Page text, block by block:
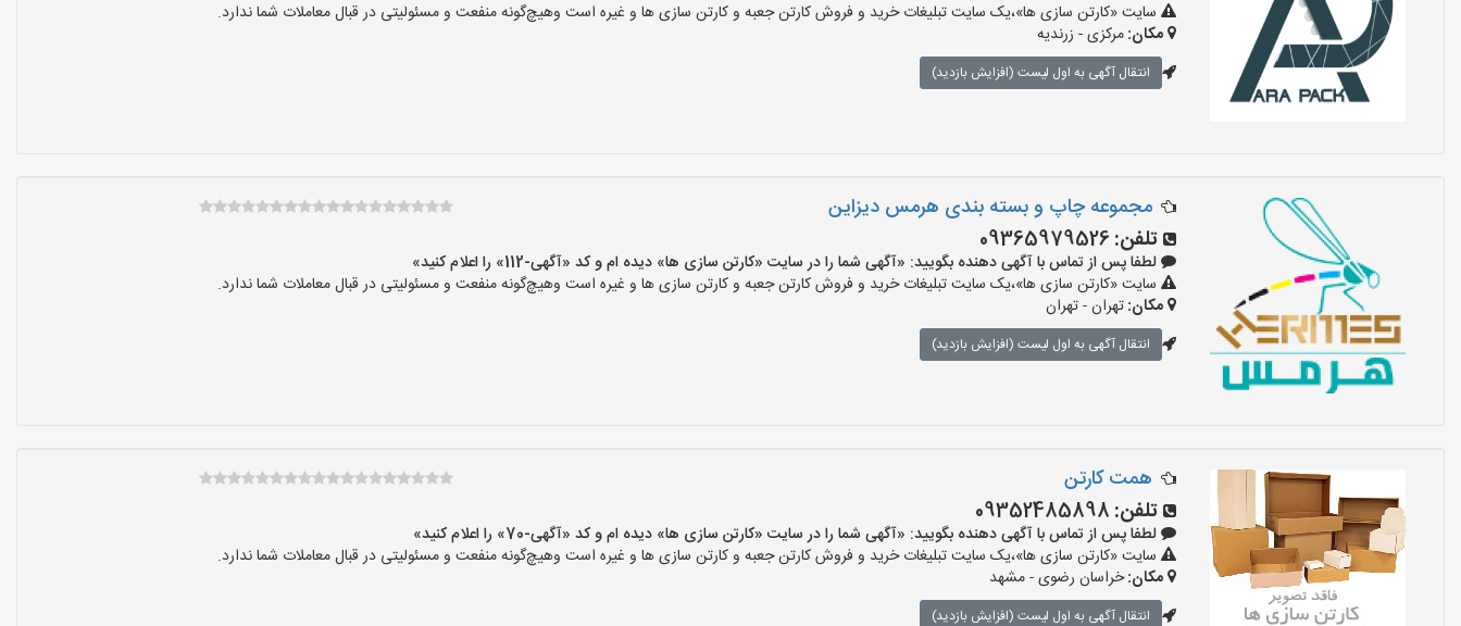
سایت «کارتن سازی ها»،یک سایت تبلیغات خرید و فروش کارتن جعبه و کارتن سازی ها و غیره است وهیچ‌گونه منفعت و مسئولیتی در قبال معاملات شما ندارد.
مکان:مرکزی - زرندیه
انتقال آگهی به اول لیست (افزایش بازدید)
مجموعه چاپ و بسته بندی هرمس دیزاین
تلفن: 09365979526
لطفا پس از تماس با آگهی دهنده بگویید: «آگهی شما را در سایت «کارتن سازی ها» دیده ام و کد «آگهی-112» را اعلام کنید»
سایت «کارتن سازی ها»،یک سایت تبلیغات خرید و فروش کارتن جعبه و کارتن سازی ها و غیره است وهیچ‌گونه منفعت و مسئولیتی در قبال معاملات شما ندارد.
مکان:تهران - تهران
انتقال آگهی به اول لیست (افزایش بازدید)
همت کارتن
تلفن: 09352485898
لطفا پس از تماس با آگهی دهنده بگویید: «آگهی شما را در سایت «کارتن سازی ها» دیده ام و کد «آگهی-70» را اعلام کنید»
سایت «کارتن سازی ها»،یک سایت تبلیغات خرید و فروش کارتن جعبه و کارتن سازی ها و غیره است وهیچ‌گونه منفعت و مسئولیتی در قبال معاملات شما ندارد.
مکان:خراسان رضوی - مشهد
انتقال آگهی به اول لیست (افزایش بازدید)